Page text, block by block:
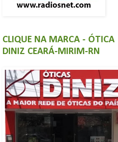
CLIQUE NA MARCA - ÓTICA
DINIZ CEARÁ-MIRIM-RN